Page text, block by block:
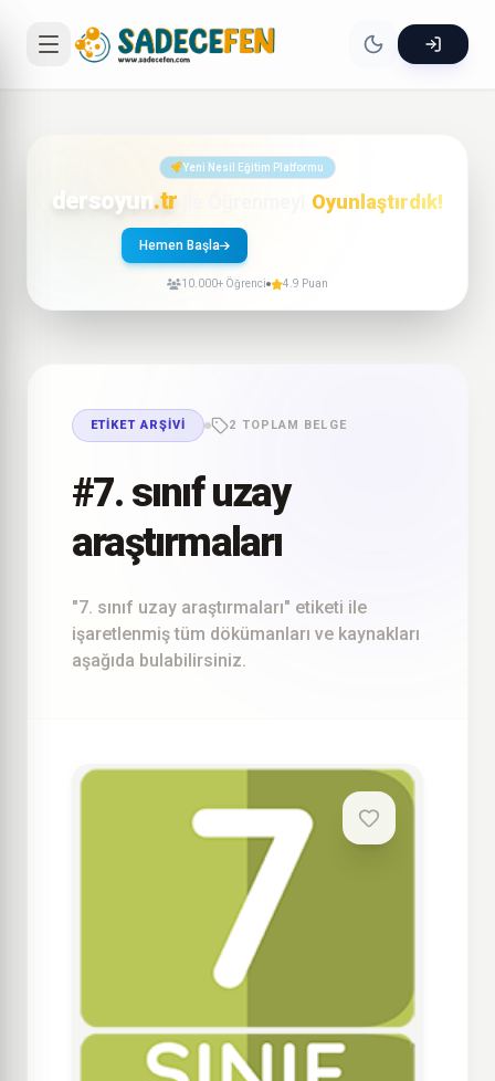
Yeni Nesil Eğitim Platformu
dersoyun .tr Oyunlaştırdık!
Hemen Başla
10.000+ Öğrenci 4.9 Puan
ETIKET ARŞIVI 2 TOPLAM BELGE
#7. sınıf uzay
araştırmaları
"7. sınıf uzay araştırmaları" etiketi ile
işaretlenmiş tüm dökümanları ve kaynakları
aşağıda bulabilirsiniz.